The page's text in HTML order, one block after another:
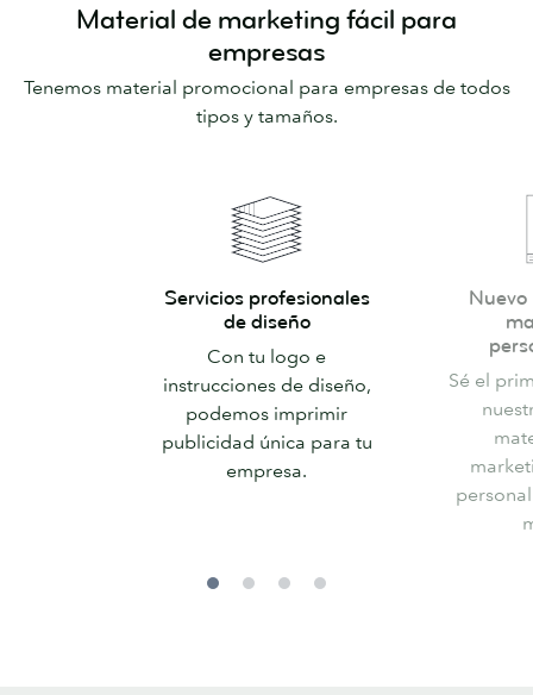
Material de marketing fácil para
empresas
Tenemos material promocional para empresas de todos
tipos y tamaños.
Servicios
profesionales
Servicios profesionales
de diseño
Con tu logo e
instrucciones de diseño,
podemos imprimir
publicidad única para tu
empresa.
Nuevo
marketing
Sé el